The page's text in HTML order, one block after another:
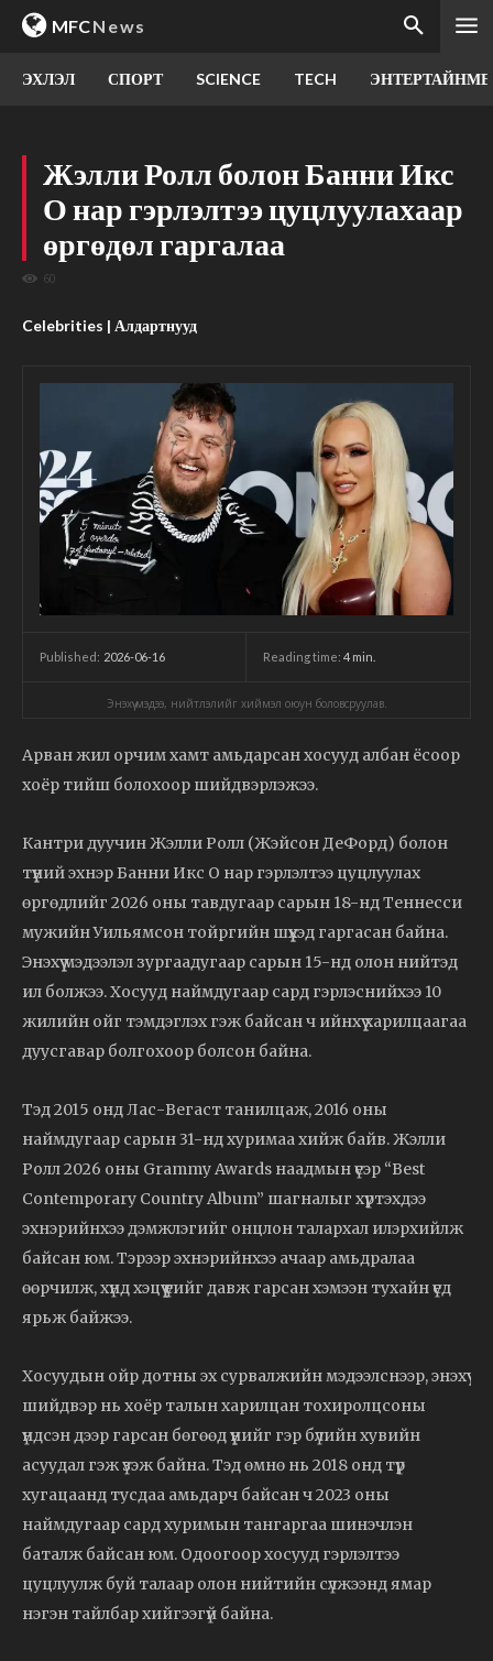
MFCNews
ЭХЛЭЛ СПОРТ SCIENCE TECH
Жэлли Ролл болон Банни Икс
О нар гэрлэлтээ цуцлуулахаар
өргөдөл гаргалаа
60
Celebrities | Алдартнууд
Published: 2026-06-16 Reading time: 4 min.
Энэхүү мэдээ, нийтлэлийг хиймэл оюун боловсруулав.
Арван жил орчим хамт амьдарсан хосууд албан ёсоор
хоёр тийш болохоор шийдвэрлэжээ.
Кантри дуучин Жэлли Ролл (Жэйсон ДеФорд) болон
түүний эхнэр Банни Икс О нар гэрлэлтээ цуцлуулах
өргөдлийг 2026 оны тавдугаар сарын 18-нд Теннесси
мужийн Уильямсон тойргийн шүүхэд гаргасан байна.
Энэхүү мэдээлэл зургаадугаар сарын 15-нд олон нийтэд
ил болжээ. Хосууд наймдугаар сард гэрлэснийхээ 10
жилийн ойг тэмдэглэх гэж байсан ч ийнхүү харилцаагаа
дуусгавар болгохоор болсон байна.
Тэд 2015 онд Лас-Вегаст танилцаж, 2016 оны
наймдугаар сарын 31-нд хуримаа хийж байв. Жэлли
Ролл 2026 оны Grammy Awards наадмын үеэр “Best
Contemporary Country Album” шагналыг хүртэхдээ
эхнэрийнхээ дэмжлэгийг онцлон талархал илэрхийлж
байсан юм. Тэрээр эхнэрийнхээ ачаар амьдралаа
өөрчилж, хүнд хэцүү үеийг давж гарсан хэмээн тухайн үед
ярьж байжээ.
Хосуудын ойр дотны эх сурвалжийн мэдээлснээр, энэхүү
шийдвэр нь хоёр талын харилцан тохиролцсоны
үндсэн дээр гарсан бөгөөд үүнийг гэр бүлийн хувийн
асуудал гэж үзэж байна. Тэд өмнө нь 2018 онд түр
хугацаанд тусдаа амьдарч байсан ч 2023 оны
наймдугаар сард хуримын тангаргаа шинэчлэн
баталж байсан юм. Одоогоор хосууд гэрлэлтээ
цуцлуулж буй талаар олон нийтийн сүлжээнд ямар
нэгэн тайлбар хийгээгүй байна.